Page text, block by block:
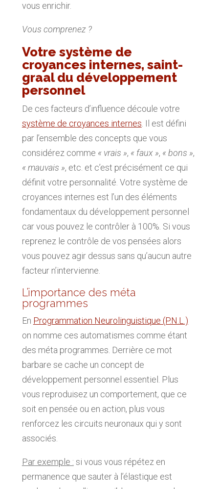
vous enrichir.
Vous comprenez ?
Votre système de
croyances internes, saint-
graal du développement
personnel
De ces facteurs d’influence découle votre
système de croyances internes. Il est défini
par l’ensemble des concepts que vous
considérez comme « vrais », « faux », « bons »,
« mauvais », etc. et c’est précisément ce qui
définit votre personnalité. Votre système de
croyances internes est l’un des éléments
fondamentaux du développement personnel
car vous pouvez le contrôler à 100%. Si vous
reprenez le contrôle de vos pensées alors
vous pouvez agir dessus sans qu’aucun autre
facteur n’intervienne.
L’importance des méta
programmes
En Programmation Neurolinguistique (P.N.L.)
on nomme ces automatismes comme étant
des méta programmes. Derrière ce mot
barbare se cache un concept de
développement personnel essentiel. Plus
vous reproduisez un comportement, que ce
soit en pensée ou en action, plus vous
renforcez les circuits neuronaux qui y sont
associés.
Par exemple : si vous vous répétez en
permanence que sauter à l’élastique est